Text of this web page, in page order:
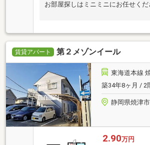
お部屋探しはミニミニにお任せくだ
賃貸アパート 第２メゾンイール
東海道本線
築34年8ヶ月 / 2
静岡県焼津
2.90万円